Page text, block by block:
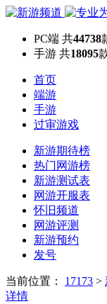
PC端 共44738
手游 共18095
首页
端游
手游
过审游戏
新游期待榜
热门网游榜
新游测试表
网游开服表
怀旧频道
网游评测
新游预约
发号
当前位置： 17173 >
详情